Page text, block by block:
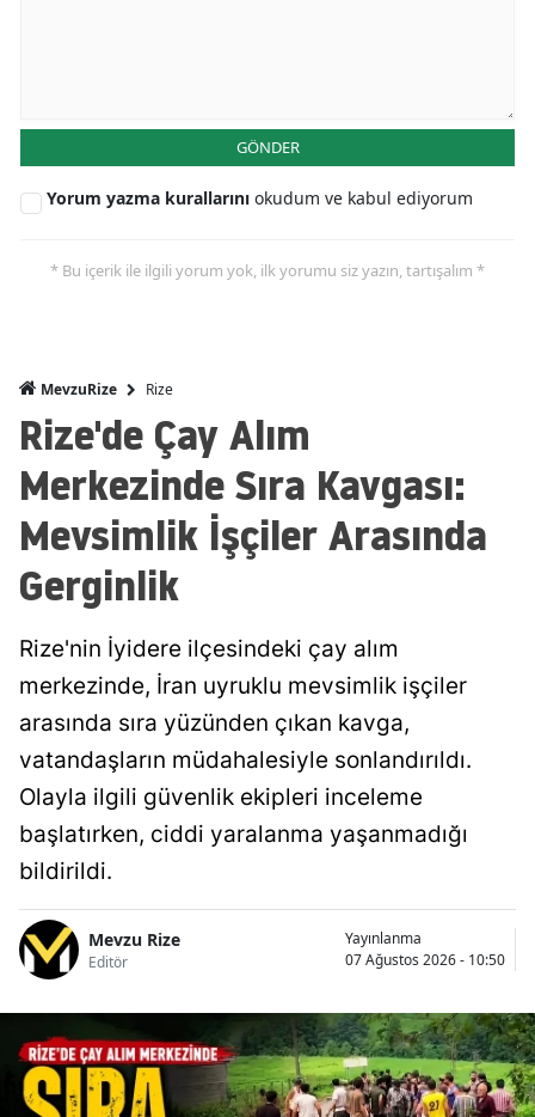
GÖNDER
Yorum yazma kurallarını okudum ve kabul ediyorum
* Bu içerik ile ilgili yorum yok, ilk yorumu siz yazın, tartışalım *
MevzuRize Rize
Rize'de Çay Alım
Merkezinde Sıra Kavgası:
Mevsimlik İşçiler Arasında
Gerginlik
Rize'nin İyidere ilçesindeki çay alım
merkezinde, İran uyruklu mevsimlik işçiler
arasında sıra yüzünden çıkan kavga,
vatandaşların müdahalesiyle sonlandırıldı.
Olayla ilgili güvenlik ekipleri inceleme
başlatırken, ciddi yaralanma yaşanmadığı
bildirildi.
Mevzu Rize
Editör
Yayınlanma
07 Ağustos 2026 - 10:50